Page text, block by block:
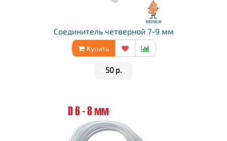
Соединитель четверной 7-9 мм
Купить
50 р.